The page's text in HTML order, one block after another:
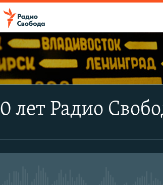
CastBox
лет Радио